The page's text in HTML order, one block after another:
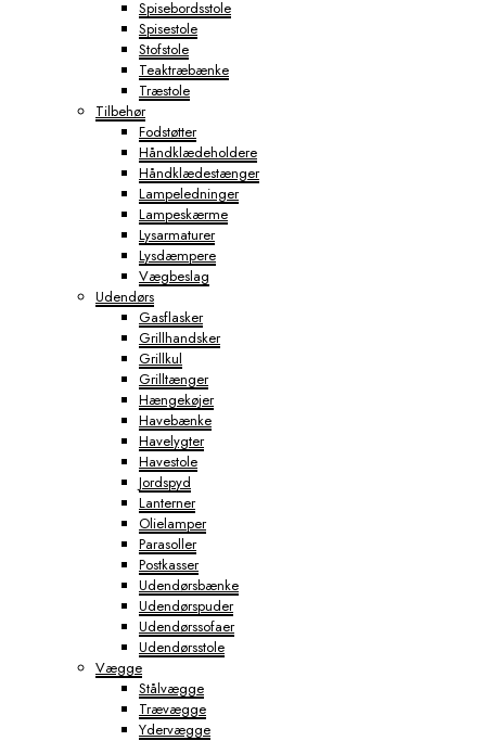
Spisebordsstole
Spisestole
Stofstole
Teaktræbænke
Træstole
Tilbehør
Fodstøtter
Håndklædeholdere
Håndklædestænger
Lampeledninger
Lampeskærme
Lysarmaturer
Lysdæmpere
Vægbeslag
Udendørs
Gasflasker
Grillhandsker
Grillkul
Grilltænger
Hængekøjer
Havebænke
Havelygter
Havestole
Jordspyd
Lanterner
Olielamper
Parasoller
Postkasser
Udendørsbænke
Udendørspuder
Udendørssofaer
Udendørsstole
Vægge
Stålvægge
Trævægge
Ydervægge